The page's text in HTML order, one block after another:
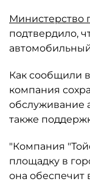
Министерство
подтвердило,
Как сообщили
компания
обслуживание
также
"Компания
площадку в
она обеспечит